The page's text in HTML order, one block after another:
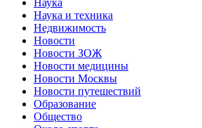
Наука и техника
Недвижимость
Новости
Новости ЗОЖ
Новости медицины
Новости Москвы
Новости путешествий
Образование
Общество